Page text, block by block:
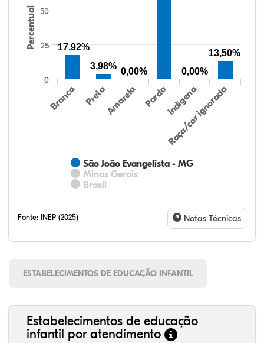
Percentual
São João Evangelista - MG
Minas Gerais
Brasil
Branca PretaAmarela PardaIndígena
Raça/cor ignorada
0
25
50
17,92%
3,98%
0,00% 0,00%
13,50%
Fonte: INEP (2025) Notas Técnicas
ESTABELECIMENTOS DE EDUCAÇÃO INFANTIL
Estabelecimentos de educação
infantil por atendimento